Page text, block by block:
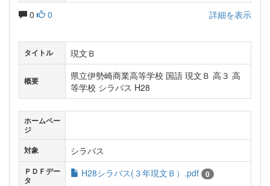
0 0 詳細を表示
タイトル 現文Ｂ
概要
県立伊勢崎商業高等学校 国語 現文Ｂ 高３ 高
等学校 シラバス H28
ホームペー
ジ
対象
シラバス
ＰＤＦデー
タ
H28シラバス(３年現文Ｂ）.pdf 0